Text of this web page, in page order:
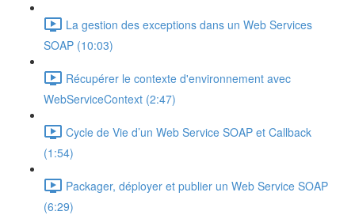
La gestion des exceptions dans un Web Services
SOAP (10:03)
Récupérer le contexte d'environnement avec
WebServiceContext (2:47)
Cycle de Vie d’un Web Service SOAP et Callback
(1:54)
Packager, déployer et publier un Web Service SOAP
(6:29)